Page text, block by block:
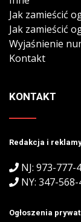
Jak zamieścić
Jak zamieścić
Wyjaśnienie
Kontakt
KONTAKT
Redakcja i
NJ: 973-777-
NY: 347-
Ogłoszenia